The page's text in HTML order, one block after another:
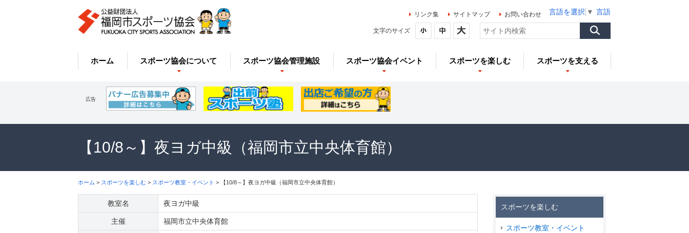
リンク集 サイトマップ お問い合わせ 言語を選択 ▼ 言語を選択
文字のサイズ
ホーム スポーツ協会について スポーツ協会管理施設 スポーツ協会イベント スポーツを楽しむ スポーツを支える
広告
【10/8～】夜ヨガ中級（福岡市立中央体育館）
ホーム > スポーツを楽しむ > スポーツ教室・イベント > 【10/8～】夜ヨガ中級（福岡市立中央体育館）
スポーツを楽しむ
スポーツ教室・イベント
教室名 夜ヨガ中級
主催 福岡市立中央体育館